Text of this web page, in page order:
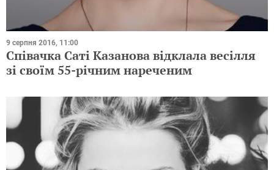
9 серпня 2016, 11:00
Співачка Саті Казанова відклала весілля
зі своїм 55-річним нареченим